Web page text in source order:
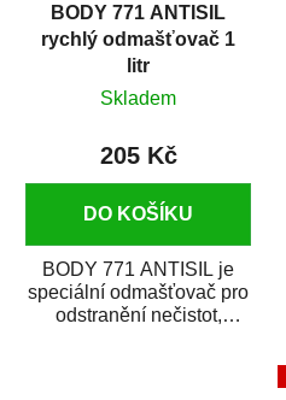
BODY 771 ANTISIL
rychlý odmašťovač 1
litr
Skladem
205 Kč
DO KOŠÍKU
BODY 771 ANTISIL je
speciální odmašťovač pro
odstranění nečistot,